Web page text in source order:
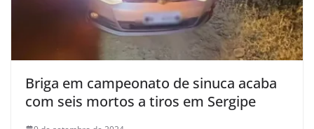
Briga em campeonato de sinuca acaba
com seis mortos a tiros em Sergipe